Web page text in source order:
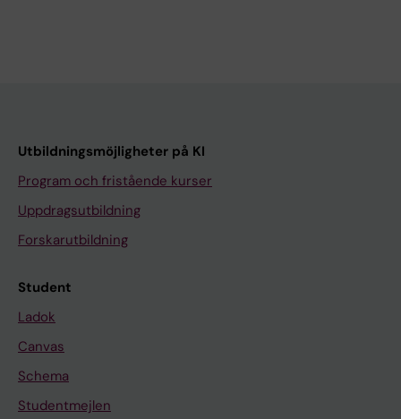
Utbildningsmöjligheter på KI
Program och fristående kurser
Uppdragsutbildning
Forskarutbildning
Student
Ladok
Canvas
Schema
Studentmejlen